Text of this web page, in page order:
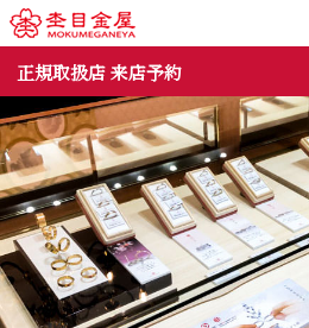
正規取扱店 来店予約